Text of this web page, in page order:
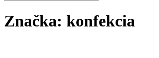
for:
Značka: konfekcia